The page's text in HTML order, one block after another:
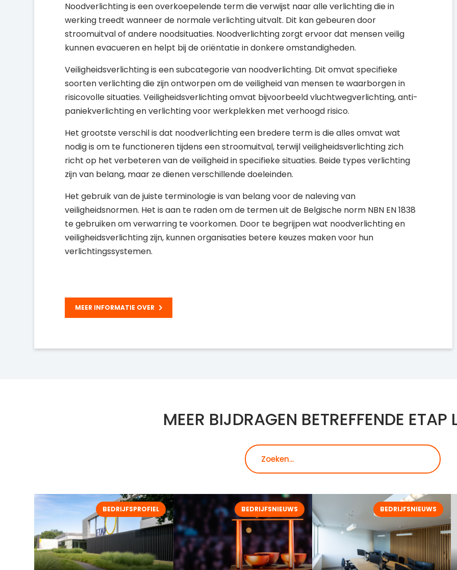
Noodverlichting is een overkoepelende term die verwijst naar alle verlichting die in
werking treedt wanneer de normale verlichting uitvalt. Dit kan gebeuren door
stroomuitval of andere noodsituaties. Noodverlichting zorgt ervoor dat mensen veilig
kunnen evacueren en helpt bij de oriëntatie in donkere omstandigheden.
Veiligheidsverlichting is een subcategorie van noodverlichting. Dit omvat specifieke
soorten verlichting die zijn ontworpen om de veiligheid van mensen te waarborgen in
risicovolle situaties. Veiligheidsverlichting omvat bijvoorbeeld vluchtwegverlichting, anti-
paniekverlichting en verlichting voor werkplekken met verhoogd risico.
Het grootste verschil is dat noodverlichting een bredere term is die alles omvat wat
nodig is om te functioneren tijdens een stroomuitval, terwijl veiligheidsverlichting zich
richt op het verbeteren van de veiligheid in specifieke situaties. Beide types verlichting
zijn van belang, maar ze dienen verschillende doeleinden.
Het gebruik van de juiste terminologie is van belang voor de naleving van
veiligheidsnormen. Het is aan te raden om de termen uit de Belgische norm NBN EN 1838
te gebruiken om verwarring te voorkomen. Door te begrijpen wat noodverlichting en
veiligheidsverlichting zijn, kunnen organisaties betere keuzes maken voor hun
verlichtingssystemen.
MEER INFORMATIE OVER
MEER BIJDRAGEN BETREFFENDE ETAP
BEDRIJFSPROFIEL BEDRIJFSNIEUWS BEDRIJFSNIEUWS